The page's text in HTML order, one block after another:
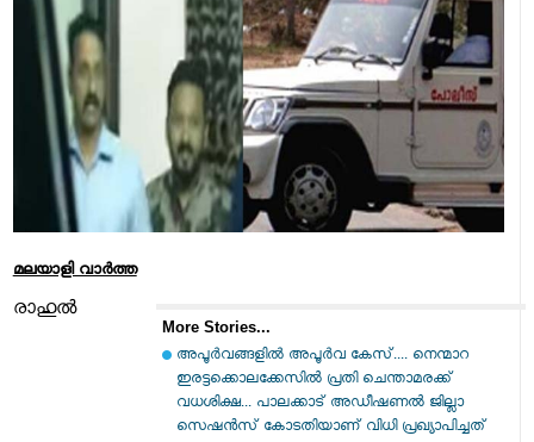
മലയാളി വാര്‍ത്ത
More Stories...
അപൂർവങ്ങളിൽ അപൂർവ കേസ്.... നെന്മാറ
ഇരട്ടക്കൊലക്കേസില്‍ പ്രതി ചെന്താമരക്ക്
വധശിക്ഷ... പാലക്കാട് അഡീഷണല്‍ ജില്ലാ
സെഷന്‍സ് കോടതിയാണ് വിധി പ്രഖ്യാപിച്ചത്
രാഹുൽ